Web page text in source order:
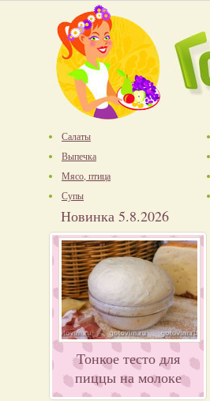
Салаты
Выпечка
Мясо, птица
Супы
Новинка 5.8.2026
Тонкое тесто для
пиццы на молоке